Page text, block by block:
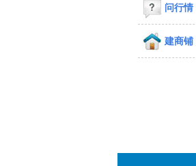
问行情
建商铺